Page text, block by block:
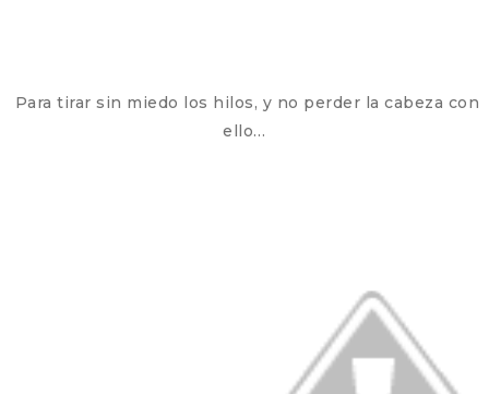
Para tirar sin miedo los hilos, y no perder la cabeza con
ello…